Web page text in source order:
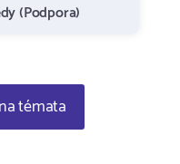
(Podpora)
témata